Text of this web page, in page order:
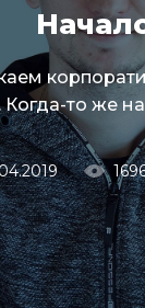
то же